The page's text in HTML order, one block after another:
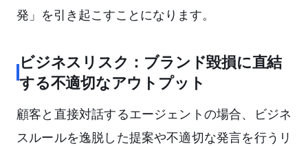
発」を引き起こすことになります。
ビジネスリスク：ブランド毀損に直結
する不適切なアウトプット
顧客と直接対話するエージェントの場合、ビジネ
スルールを逸脱した提案や不適切な発言を行うリ